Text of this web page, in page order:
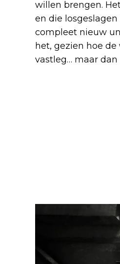
willen brengen.
en die
compleet nieuw
het, gezien hoe
vastleg… maar dan